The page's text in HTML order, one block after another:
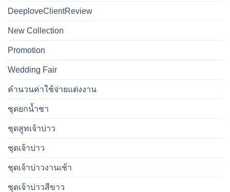
DeeploveClientReview
New Collection
Promotion
Wedding Fair
คำนวนค่าใช้จ่ายแต่งงาน
ชุดยกน้ำชา
ชุดสูทเจ้าบ่าว
ชุดเจ้าบ่าว
ชุดเจ้าบ่าวงานเช้า
ชุดเจ้าบ่าวสีขาว